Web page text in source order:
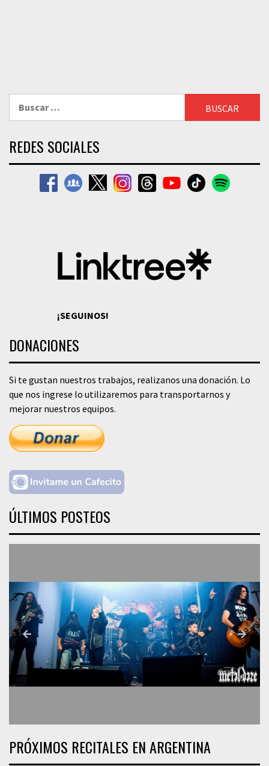
REDES SOCIALES
¡SEGUINOS!
DONACIONES
Si te gustan nuestros trabajos, realizanos una donación. Lo
que nos ingrese lo utilizaremos para transportarnos y
mejorar nuestros equipos.
ÚLTIMOS POSTEOS
PRÓXIMOS RECITALES EN ARGENTINA